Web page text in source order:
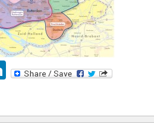
LinkedIn